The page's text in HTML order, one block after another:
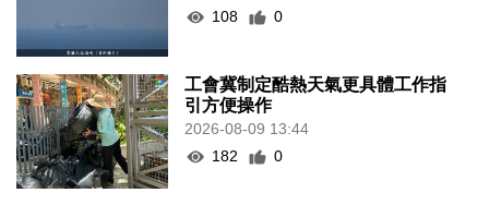
108
0
工會冀制定酷熱天氣更具體工作指
引方便操作
2026-08-09 13:44
182
0